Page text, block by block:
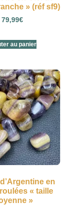
» (réf sf9)
79,99€
au panier
en
« taille
»